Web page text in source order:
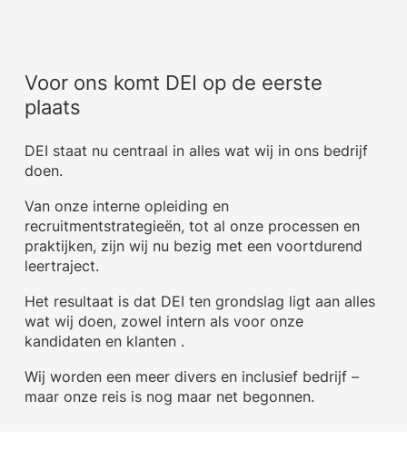
Voor ons komt DEI op de eerste
plaats
DEI staat nu centraal in alles wat wij in ons bedrijf
doen.
Van onze interne opleiding en
recruitmentstrategieën, tot al onze processen en
praktijken, zijn wij nu bezig met een voortdurend
leertraject.
Het resultaat is dat DEI ten grondslag ligt aan alles
wat wij doen, zowel intern als voor onze
kandidaten en klanten .
Wij worden een meer divers en inclusief bedrijf –
maar onze reis is nog maar net begonnen.